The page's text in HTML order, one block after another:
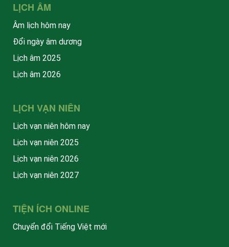
LỊCH ÂM
Âm lịch hôm nay
Đổi ngày âm dương
Lịch âm 2025
Lịch âm 2026
LỊCH VẠN NIÊN
Lịch vạn niên hôm nay
Lịch vạn niên 2025
Lịch vạn niên 2026
Lịch vạn niên 2027
TIỆN ÍCH ONLINE
Chuyển đổi Tiếng Việt mới